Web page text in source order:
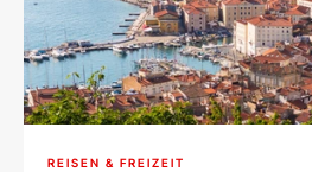
REISEN & FREIZEIT